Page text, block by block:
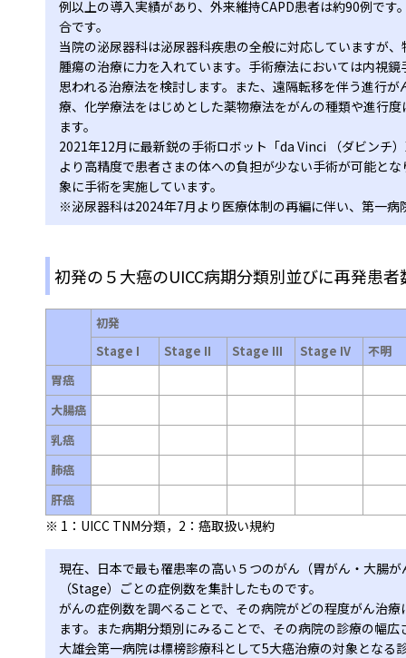
例以上の導入実績があり、外来維持CAPD患者は約90例で
合です。
当院の泌尿器科は泌尿器科疾患の全般に対応していますが
腫瘍の治療に力を入れています。手術療法においては内視
思われる治療法を検討します。また、遠隔転移を伴う進行
療、化学療法をはじめとした薬物療法をがんの種類や進行
ます。
2021年12月に最新鋭の手術ロボット「da Vinci （ダビンチ
より高精度で患者さまの体への負担が少ない手術が可能と
象に手術を実施しています。
※泌尿器科は2024年7月より医療体制の再編に伴い、第一病
初発の５大癌のUICC病期分類別並びに再発患者
初発
Stage I
Stage II Stage III Stage IV
不明
胃癌
大腸癌
乳癌
肺癌
肝癌
※ 1：UICC TNM分類，2：癌取扱い規約
現在、日本で最も罹患率の高い５つのがん（胃がん・大腸
（Stage）ごとの症例数を集計したものです。
がんの症例数を調べることで、その病院がどの程度がん治
ます。また病期分類別にみることで、その病院の診療の幅
大雄会第一病院は標榜診療科として5大癌治療の対象となる